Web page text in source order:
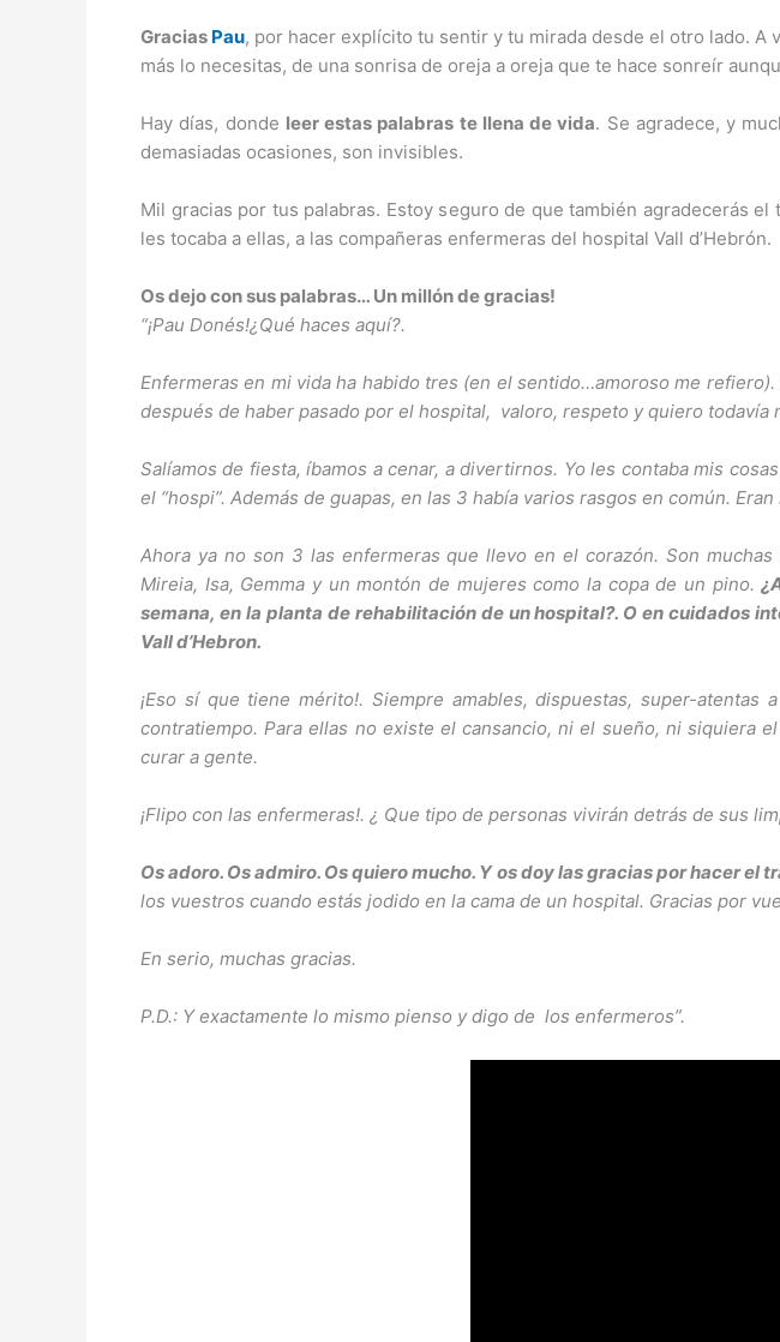
Gracias Pau, por hacer explícito tu sentir y tu mirada desde el otro lado.
más lo necesitas, de una sonrisa de oreja a oreja que te hace sonreír
Hay días, donde leer estas palabras te llena de vida. Se agradece, y
demasiadas ocasiones, son invisibles.
Mil gracias por tus palabras. Estoy seguro de que también agradecerás
les tocaba a ellas, a las compañeras enfermeras del hospital Vall d’Hebrón.
Os dejo con sus palabras… Un millón de gracias!
“¡Pau Donés!¿Qué haces aquí?.
Enfermeras en mi vida ha habido tres (en el sentido…amoroso me
después de haber pasado por el hospital, valoro, respeto y quiero todavía
Salíamos de fiesta, íbamos a cenar, a divertirnos. Yo les contaba mis
el “hospi”. Además de guapas, en las 3 había varios rasgos en común.
Ahora ya no son 3 las enfermeras que llevo en el corazón. Son
Mireia, Isa, Gemma y un montón de mujeres como la copa de un pino.
semana, en la planta de rehabilitación de un hospital?. O en cuidados
Vall d’Hebron.
¡Eso sí que tiene mérito!. Siempre amables, dispuestas, super-
contratiempo. Para ellas no existe el cansancio, ni el sueño, ni siquiera
curar a gente.
¡Flipo con las enfermeras!. ¿ Que tipo de personas vivirán detrás de sus
Os adoro. Os admiro. Os quiero mucho. Y os doy las gracias por hacer el
los vuestros cuando estás jodido en la cama de un hospital. Gracias por
En serio, muchas gracias.
P.D.: Y exactamente lo mismo pienso y digo de los enfermeros”.